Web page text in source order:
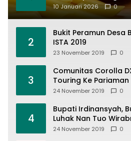
10 Januari 2026 0
2
Bukit Peramun Desa
ISTA 2019
23 November 2019 0
3
Comunitas Corolla
Touring Ke Pariaman
24 November 2019 0
4
Bupati Irdinansyah,
Luhak Nan Tuo
Offroad 2019
24 November 2019 0